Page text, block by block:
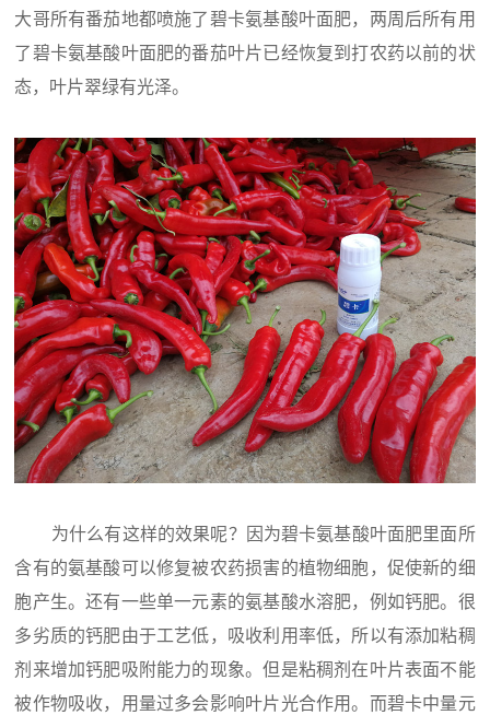
大哥所有番茄地都喷施了碧卡氨基酸叶面肥，两周后所有用
了碧卡氨基酸叶面肥的番茄叶片已经恢复到打农药以前的状
态，叶片翠绿有光泽。
为什么有这样的效果呢？因为碧卡氨基酸叶面肥里面所
含有的氨基酸可以修复被农药损害的植物细胞，促使新的细
胞产生。还有一些单一元素的氨基酸水溶肥，例如钙肥。很
多劣质的钙肥由于工艺低，吸收利用率低，所以有添加粘稠
剂来增加钙肥吸附能力的现象。但是粘稠剂在叶片表面不能
被作物吸收，用量过多会影响叶片光合作用。而碧卡中量元